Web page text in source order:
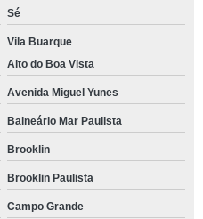
Sé
Vila Buarque
Alto do Boa Vista
Avenida Miguel Yunes
Balneário Mar Paulista
Brooklin
Brooklin Paulista
Campo Grande